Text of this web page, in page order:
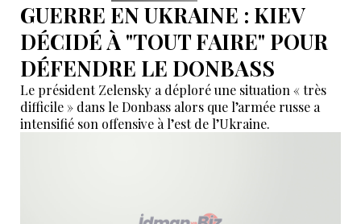
GUERRE EN UKRAINE : KIEV
DÉCIDÉ À "TOUT FAIRE" POUR
DÉFENDRE LE DONBASS
Le président Zelensky a déploré une situation « très
difficile » dans le Donbass alors que l’armée russe a
intensifié son offensive à l’est de l’Ukraine.